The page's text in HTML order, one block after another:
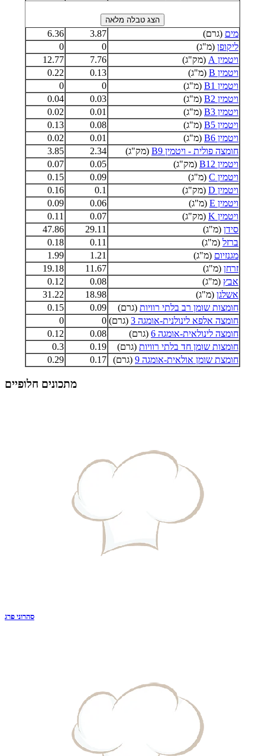
מים (גרם) 3.87
6.36
ליקופן (מ"ג) 0
0
ויטמין A
(מק"ג) 7.76
12.77
ויטמין B
(מ"ג) 0.13
0.22
ויטמין B1
(מ"ג) 0
0
ויטמין B2
(מ"ג) 0.03
0.04
ויטמין B3
(מ"ג) 0.01
0.02
ויטמין B5
(מ"ג) 0.08
0.13
ויטמין B6
(מ"ג) 0.01
0.02
חומצה פולית - ויטמין B9
(מק"ג) 2.34
3.85
ויטמין B12
(מק"ג) 0.05
0.07
ויטמין C
(מ"ג) 0.09
0.15
ויטמין D
(מק"ג) 0.1
0.16
ויטמין E
(מ"ג) 0.06
0.09
ויטמין K
(מק"ג) 0.07
0.11
סידן (מ"ג) 29.11
47.86
ברזל (מ"ג) 0.11
0.18
מגנזיום (מ"ג) 1.21
1.99
זרחן (מ"ג) 11.67
19.18
אבץ (מ"ג) 0.08
0.12
אשלגן (מ"ג) 18.98
31.22
חומצות שומן רב בלתי רוויות (גרם) 0.09
0.15
חומצה אלפא לינולנית-אומגה 3
(גרם) 0
0
חומצה לינולאית-אומגה 6
(גרם) 0.08
0.12
חומצות שומן חד בלתי רוויות (גרם) 0.19
0.3
חומצת שומן אולאית-אומגה 9
(גרם) 0.17
0.29
מתכונים חלופיים
סהרוני פרג